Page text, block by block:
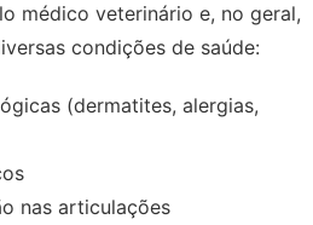
médico veterinário e, no geral,
condições de saúde:
(dermatites, alergias,
nas articulações